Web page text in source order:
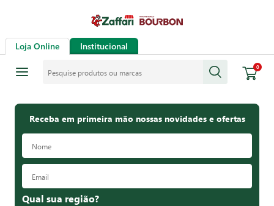
Loja Online Institucional
0
Receba em primeira mão nossas novidades e ofertas
Qual sua região?